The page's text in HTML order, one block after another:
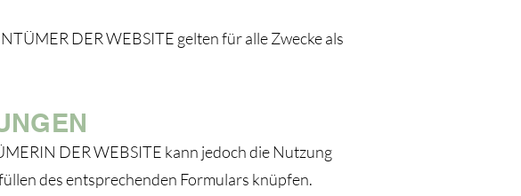
DER WEBSITE gelten für alle Zwecke als
DER WEBSITE kann jedoch die Nutzung
des entsprechenden Formulars knüpfen.